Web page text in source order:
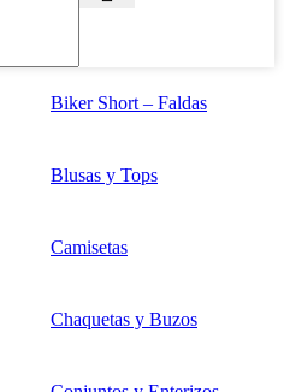
Biker Short – Faldas
Blusas y Tops
Camisetas
Chaquetas y Buzos